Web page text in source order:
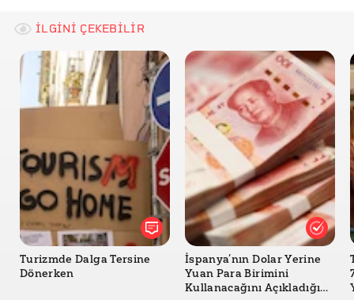
2025, WGC says
Trading Economics - Gold Reserves
Al Jazeera - Will Europe use Russian assets to fund
Ukraine? Could Moscow hit back?
Investing - Gold
İLGİNİ ÇEKEBİLİR
Turizmde Dalga Tersine
Dönerken
İspanya’nın Dolar Yerine
Yuan Para Birimini
Kullanacağını Açıkladığı